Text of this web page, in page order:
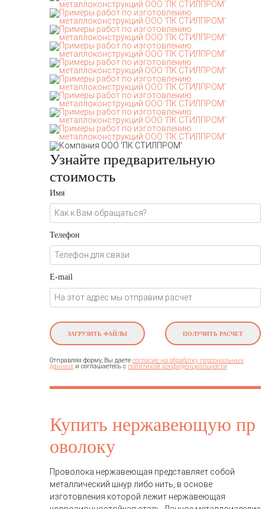
Узнайте предварительную
стоимость
Имя
Телефон
E-mail
ЗАГРУЗИТЬ ФАЙЛЫ ПОЛУЧИТЬ РАСЧЕТ
Отправляя форму, Вы даете согласие на обработку персональных
данных и соглашаетесь c политикой конфиденциальности
Купить нержавеющую пр
оволоку
Проволока нержавеющая представляет собой
металлический шнур либо нить, в основе
изготовления которой лежит нержавеющая